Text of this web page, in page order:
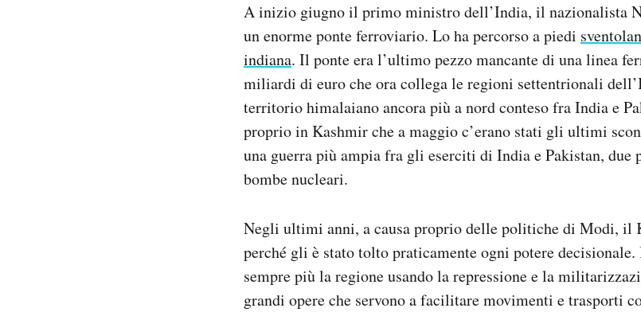
A inizio giugno il primo ministro dell’India, il nazionalista
un enorme ponte ferroviario. Lo ha percorso a piedi
indiana. Il ponte era l’ultimo pezzo mancante di una linea
miliardi di euro che ora collega le regioni settentrionali
territorio himalaiano ancora più a nord conteso fra India e
proprio in Kashmir che a maggio c’erano stati gli ultimi
una guerra più ampia fra gli eserciti di India e Pakistan, due
bombe nucleari.
Negli ultimi anni, a causa proprio delle politiche di Modi, il
perché gli è stato tolto praticamente ogni potere
sempre più la regione usando la repressione e la
grandi opere che servono a facilitare movimenti e trasporti